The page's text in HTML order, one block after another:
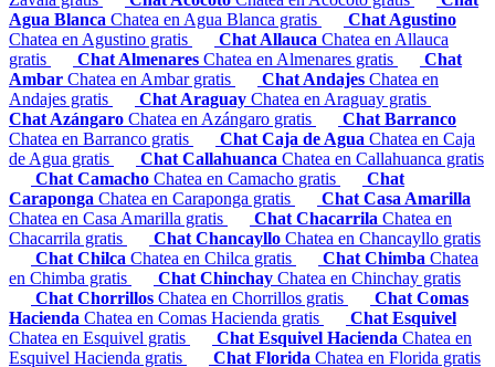
Agua Blanca Chatea en Agua Blanca gratis
Chat Agustino
Chatea en Agustino gratis
Chat Allauca Chatea en Allauca
gratis
Chat Almenares Chatea en Almenares gratis
Chat
Ambar Chatea en Ambar gratis Chat Andajes Chatea en
Andajes gratis
Chat Araguay Chatea en Araguay gratis
Chat Azángaro Chatea en Azángaro gratis
Chat Barranco
Chatea en Barranco gratis
Chat Caja de Agua Chatea en Caja
de Agua gratis
Chat Callahuanca Chatea en Callahuanca gratis
Chat Camacho Chatea en Camacho gratis
Chat
Caraponga Chatea en Caraponga gratis
Chat Casa Amarilla
Chatea en Casa Amarilla gratis
Chat Chacarrila Chatea en
Chacarrila gratis
Chat Chancayllo Chatea en Chancayllo gratis
Chat Chilca Chatea en Chilca gratis Chat Chimba Chatea
en Chimba gratis
Chat Chinchay Chatea en Chinchay gratis
Chat Chorrillos Chatea en Chorrillos gratis
Chat Comas
Hacienda Chatea en Comas Hacienda gratis
Chat Esquivel
Chatea en Esquivel gratis
Chat Esquivel Hacienda Chatea en
Esquivel Hacienda gratis
Chat Florida Chatea en Florida gratis